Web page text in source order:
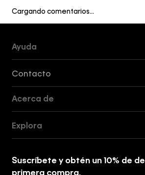
Cargando comentarios…
Ayuda
Contacto
Acerca de
Tiendas
Explora
Suscríbete y obtén un 10% de
primera compra.